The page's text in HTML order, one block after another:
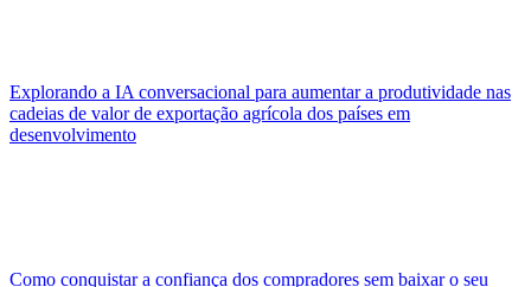
Explorando a IA conversacional para aumentar a produtividade nas
cadeias de valor de exportação agrícola dos países em
desenvolvimento
Como conquistar a confiança dos compradores sem baixar o seu